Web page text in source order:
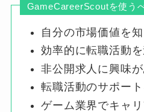
GameCareerScoutを使う
自分の市場価値を
効率的に転職活動
非公開求人に興味が
転職活動のサポー
ゲーム業界でキャ